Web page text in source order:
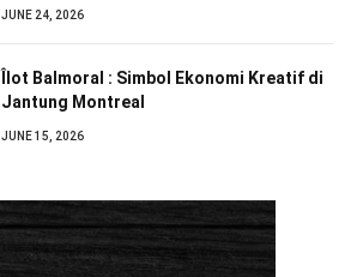
JUNE 24, 2026
Îlot Balmoral : Simbol Ekonomi Kreatif di
Jantung Montreal
JUNE 15, 2026